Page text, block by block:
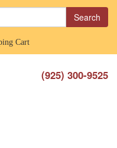
Search
Cart
(925) 300-9525